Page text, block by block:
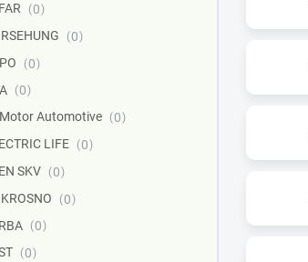
0
0
0
0
Automotive
0
LIFE
0
SKV
0
0
0
0